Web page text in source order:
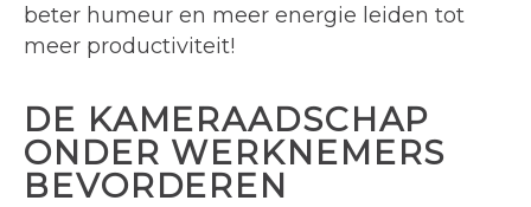
beter humeur en meer energie leiden tot
meer productiviteit!
DE KAMERAADSCHAP
ONDER WERKNEMERS
BEVORDEREN